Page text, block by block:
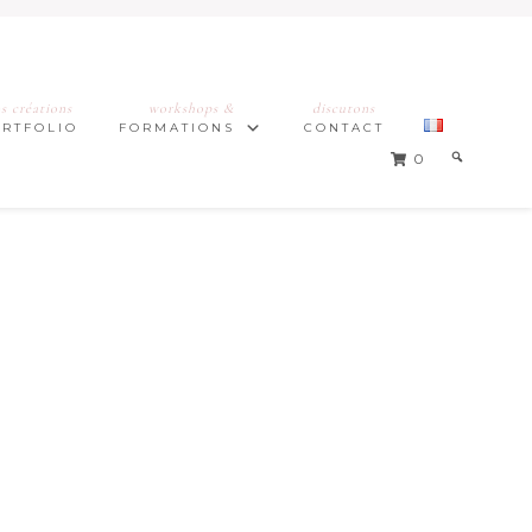
créations workshops &
FORMATIONS
discutons
CONTACT
0